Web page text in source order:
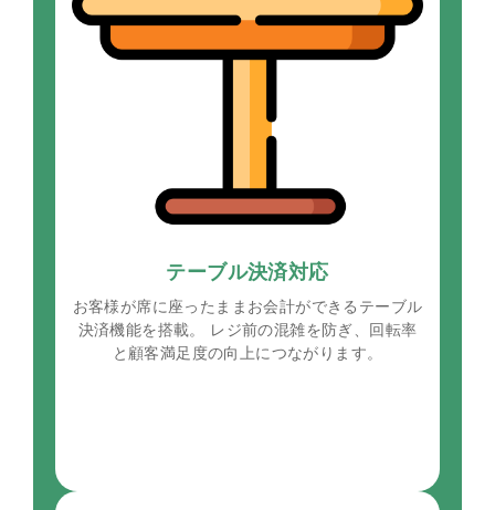
テーブル決済対応
お客様が席に座ったままお会計ができるテーブル
決済機能を搭載。 レジ前の混雑を防ぎ、回転率
と顧客満足度の向上につながります。